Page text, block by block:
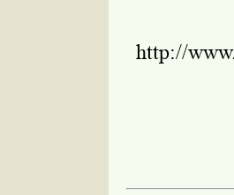
http://